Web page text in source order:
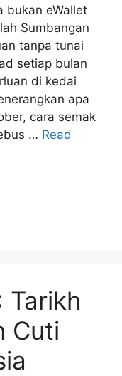
bukan eWallet
Sumbangan
tanpa tunai
setiap bulan
di kedai
apa
cara semak
… Read
Tarikh
Cuti